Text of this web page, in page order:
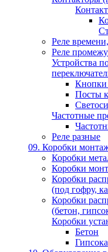
Реле
Реле
Устройства
Кнопки
Посты
Частотные
Реле разные
09. Коробки
Коробки
Коробки
Коробки
(под гофру,
Коробки
(бетон,
Коробки
Бетон